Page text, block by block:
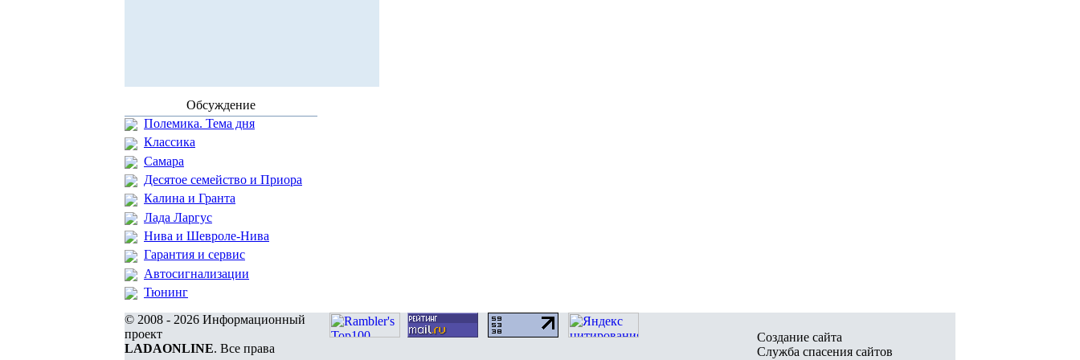
Обсуждение
Полемика. Тема дня
Классика
Самара
Десятое семейство и Приора
Калина и Гранта
Лада Ларгус
Нива и Шевроле-Нива
Гарантия и сервис
Автосигнализации
Тюнинг
© 2008 - 2026 Информационный
проект
LADAONLINE. Все права
Создание сайта
Служба спасения сайтов